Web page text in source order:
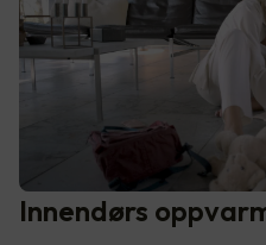
Innendørs